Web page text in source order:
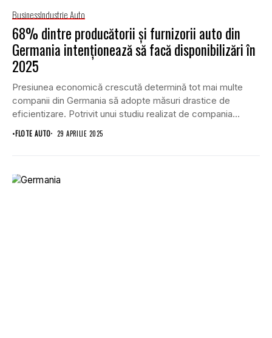
BusinessIndustrie Auto
68% dintre producătorii și furnizorii auto din
Germania intenționează să facă disponibilizări în
2025
Presiunea economică crescută determină tot mai multe
companii din Germania să adopte măsuri drastice de
eficientizare. Potrivit unui studiu realizat de compania
•FLOTE AUTO 29 APRILIE 2025